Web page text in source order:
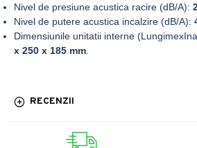
Nivel de presiune acustica racire (dB/A):
Nivel de putere acustica incalzire (dB/A):
Dimensiunile unitatii interne
x 250 x 185 mm
RECENZII